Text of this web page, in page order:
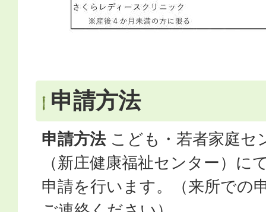
申請方法
申請方法 こども・若者家庭セ
（新庄健康福祉センター）に
申請を行います。（来所での